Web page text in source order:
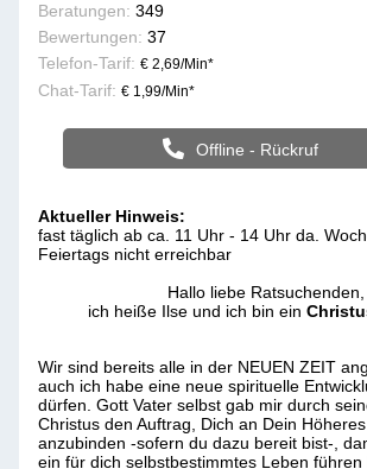
Beratungen: 349
Bewertungen: 37
Telefon-Tarif: € 2,69/Min*
Chat-Tarif: € 1,99/Min*
Offline - Rückruf
Aktueller Hinweis:
fast täglich ab ca. 11 Uhr - 14 Uhr da.
Feiertags nicht erreichbar
Hallo liebe Ratsuchenden,
ich heiße Ilse und ich bin ein
Wir sind bereits alle in der NEUEN ZEIT
auch ich habe eine neue spirituelle
dürfen. Gott Vater selbst gab mir durch
Christus den Auftrag, Dich an Dein
anzubinden -sofern du dazu bereit bist-,
ein für dich selbstbestimmtes Leben führen